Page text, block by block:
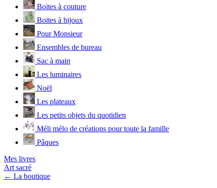
Boites à couture
Boïtes à bijoux
Pour Monsieur
Ensembles de bureau
Sac à main
Les luminaires
Noël
Les plateaux
Les petits objets du quotidien
Méli mélo de créations pour toute la famille
Pâques
Mes livres
Art sacré
← La boutique